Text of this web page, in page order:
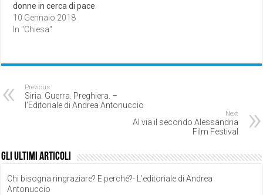
donne in cerca di pace
10 Gennaio 2018
In "Chiesa"
Previous
Siria. Guerra. Preghiera. –
l’Editoriale di Andrea Antonuccio
Next
Al via il secondo Alessandria
Film Festival
Gli ultimi articoli
Chi bisogna ringraziare? E perché?- L’editoriale di Andrea
Antonuccio